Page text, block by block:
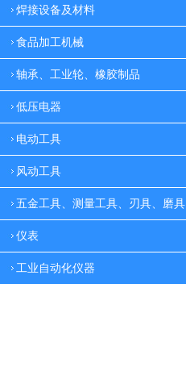
焊接设备及材料
食品加工机械
轴承、工业轮、橡胶制品
低压电器
电动工具
风动工具
五金工具、测量工具、刃具、磨具
仪表
工业自动化仪器